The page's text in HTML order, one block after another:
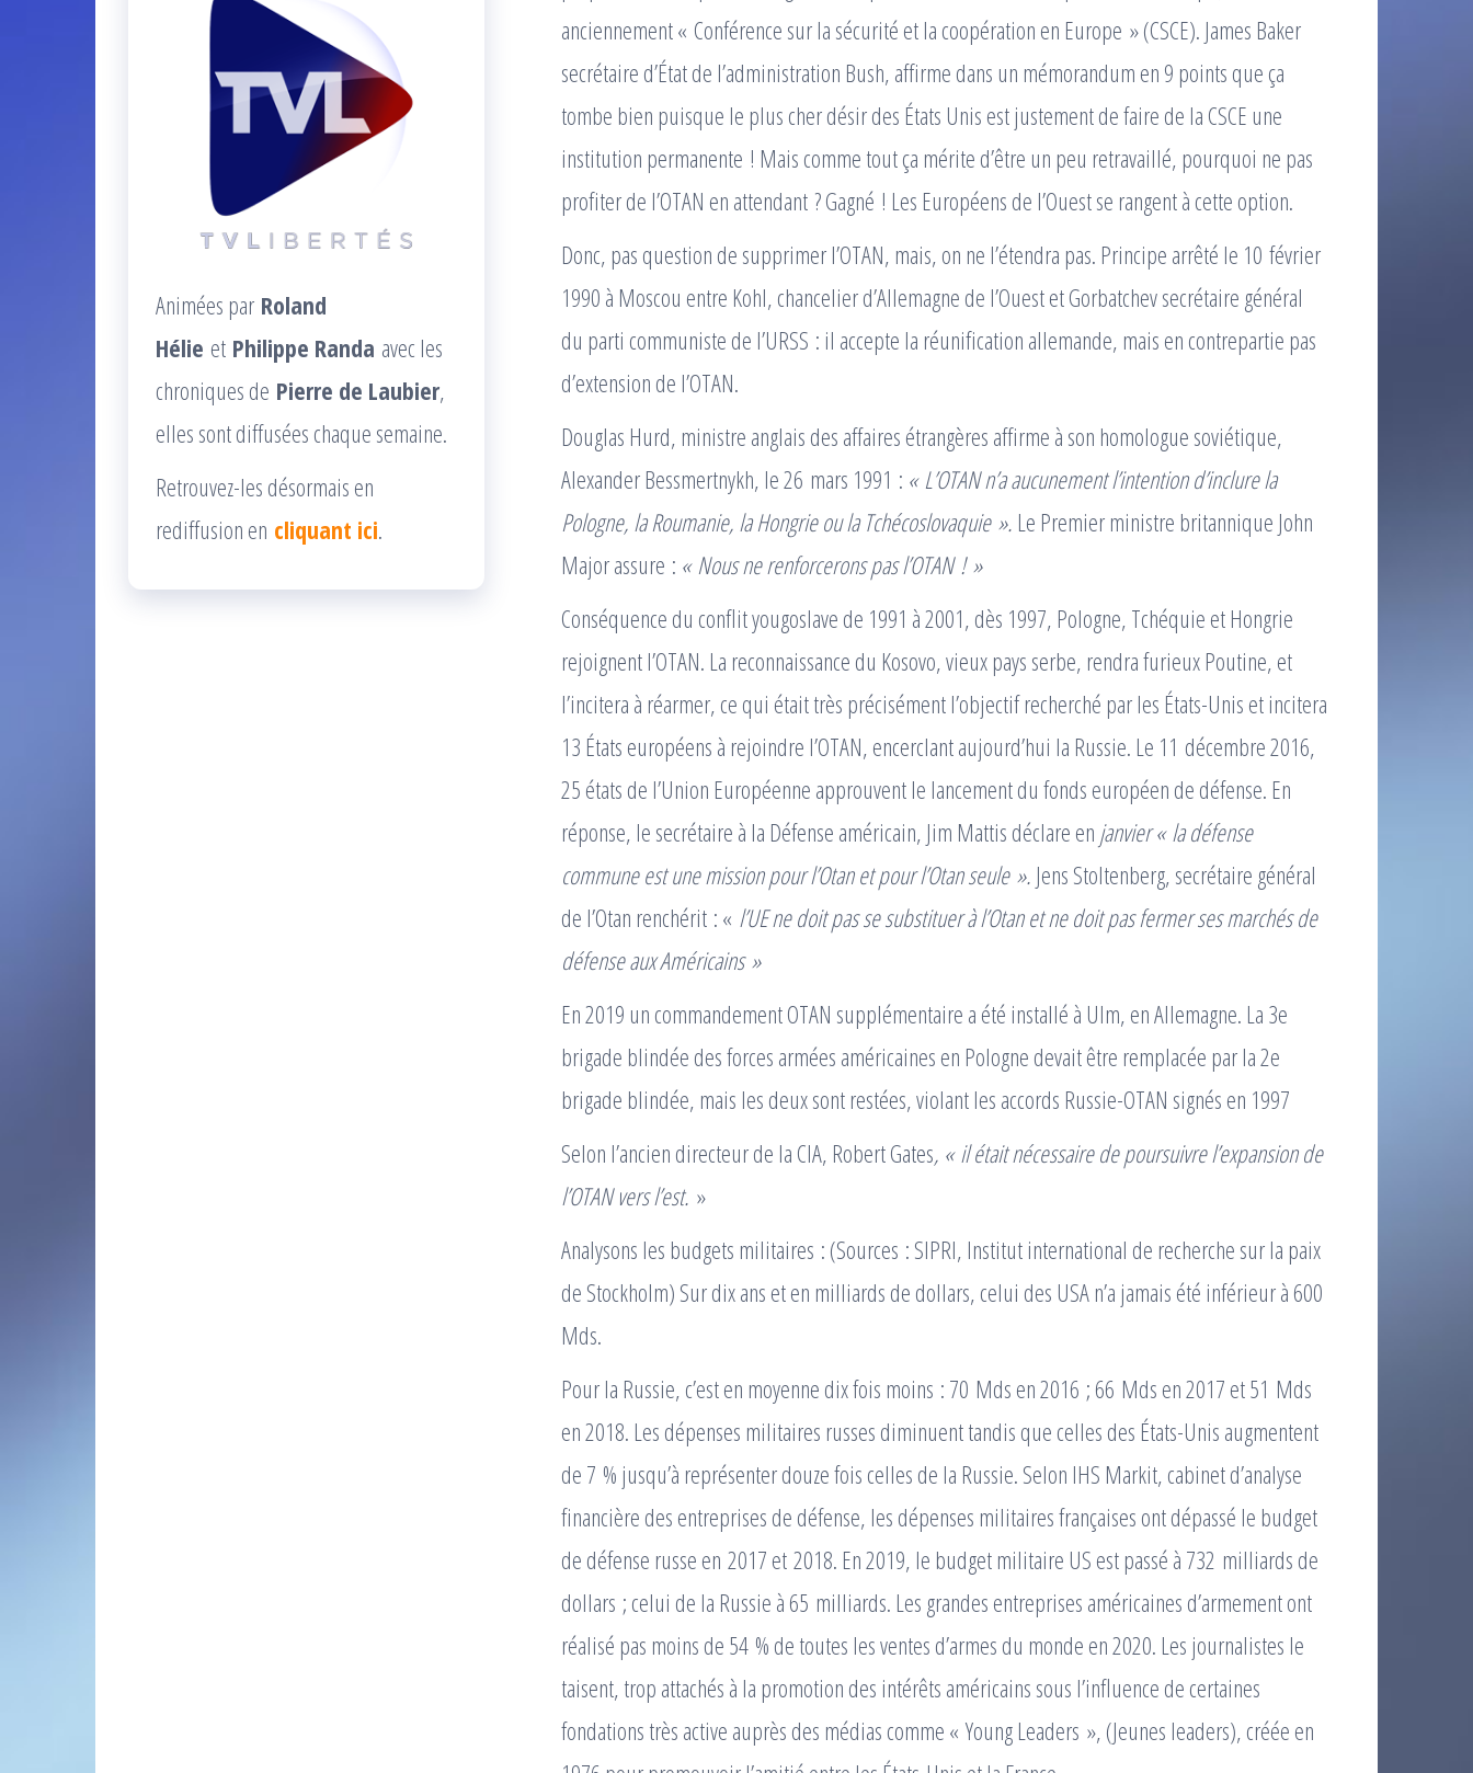
anciennement « Conférence sur la sécurité et la coopération en Europe » (CSCE). James Baker
secrétaire d’État de l’administration Bush, affirme dans un mémorandum en 9 points que ça
tombe bien puisque le plus cher désir des États Unis est justement de faire de la CSCE une
institution permanente ! Mais comme tout ça mérite d’être un peu retravaillé, pourquoi ne pas
profiter de l’OTAN en attendant ? Gagné ! Les Européens de l’Ouest se rangent à cette option.
Donc, pas question de supprimer l’OTAN, mais, on ne l’étendra pas. Principe arrêté le 10 février
1990 à Moscou entre Kohl, chancelier d’Allemagne de l’Ouest et Gorbatchev secrétaire général
du parti communiste de l’URSS : il accepte la réunification allemande, mais en contrepartie pas
d’extension de l’OTAN.
Douglas Hurd, ministre anglais des affaires étrangères affirme à son homologue soviétique,
Alexander Bessmertnykh, le 26 mars 1991 : « L’OTAN n’a aucunement l’intention d’inclure la
Pologne, la Roumanie, la Hongrie ou la Tchécoslovaquie ». Le Premier ministre britannique John
Major assure : « Nous ne renforcerons pas l’OTAN ! »
Conséquence du conflit yougoslave de 1991 à 2001, dès 1997, Pologne, Tchéquie et Hongrie
rejoignent l’OTAN. La reconnaissance du Kosovo, vieux pays serbe, rendra furieux Poutine, et
l’incitera à réarmer, ce qui était très précisément l’objectif recherché par les États-Unis et incitera
13 États européens à rejoindre l’OTAN, encerclant aujourd’hui la Russie. Le 11 décembre 2016,
25 états de l’Union Européenne approuvent le lancement du fonds européen de défense. En
réponse, le secrétaire à la Défense américain, Jim Mattis déclare en janvier « la défense
commune est une mission pour l’Otan et pour l’Otan seule ». Jens Stoltenberg, secrétaire général
de l’Otan renchérit : « l’UE ne doit pas se substituer à l’Otan et ne doit pas fermer ses marchés de
défense aux Américains »
En 2019 un commandement OTAN supplémentaire a été installé à Ulm, en Allemagne. La 3e
brigade blindée des forces armées américaines en Pologne devait être remplacée par la 2e
brigade blindée, mais les deux sont restées, violant les accords Russie-OTAN signés en 1997
Selon l’ancien directeur de la CIA, Robert Gates, « il était nécessaire de poursuivre l’expansion de
l’OTAN vers l’est. »
Analysons les budgets militaires : (Sources : SIPRI, Institut international de recherche sur la paix
de Stockholm) Sur dix ans et en milliards de dollars, celui des USA n’a jamais été inférieur à 600
Mds.
Pour la Russie, c’est en moyenne dix fois moins : 70 Mds en 2016 ; 66 Mds en 2017 et 51 Mds
en 2018. Les dépenses militaires russes diminuent tandis que celles des États-Unis augmentent
de 7 % jusqu’à représenter douze fois celles de la Russie. Selon IHS Markit, cabinet d’analyse
financière des entreprises de défense, les dépenses militaires françaises ont dépassé le budget
de défense russe en 2017 et 2018. En 2019, le budget militaire US est passé à 732 milliards de
dollars ; celui de la Russie à 65 milliards. Les grandes entreprises américaines d’armement ont
réalisé pas moins de 54 % de toutes les ventes d’armes du monde en 2020. Les journalistes le
taisent, trop attachés à la promotion des intérêts américains sous l’influence de certaines
fondations très active auprès des médias comme « Young Leaders », (Jeunes leaders), créée en
Animées par Roland
Hélie et Philippe Randa avec les
chroniques de Pierre de Laubier,
elles sont diffusées chaque semaine.
Retrouvez-les désormais en
rediffusion en cliquant ici.